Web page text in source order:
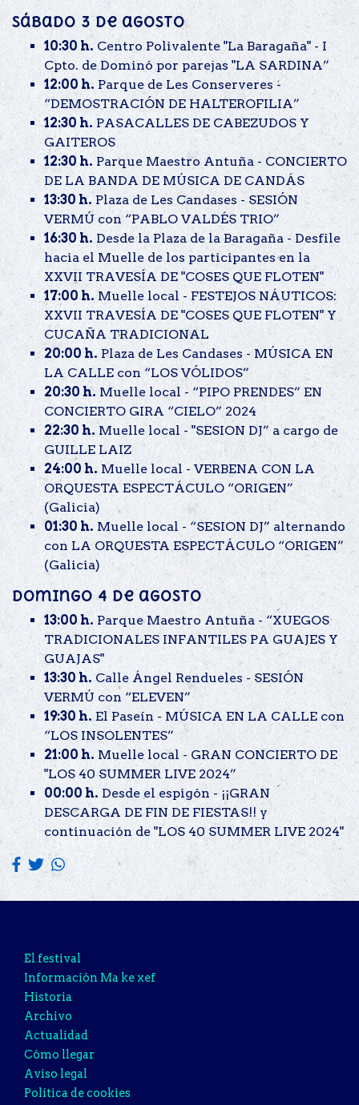
Sábado 3 de agosto
10:30 h. Centro Polivalente "La Baragaña" - I
Cpto. de Dominó por parejas "LA SARDINA”
12:00 h. Parque de Les Conserveres -
“DEMOSTRACIÓN DE HALTEROFILIA”
12:30 h.PASACALLES DE CABEZUDOS Y
GAITEROS
12:30 h. Parque Maestro Antuña - CONCIERTO
DE LA BANDA DE MÚSICA DE CANDÁS
13:30 h. Plaza de Les Candases - SESIÓN
VERMÚ con “PABLO VALDÉS TRIO”
16:30 h. Desde la Plaza de la Baragaña - Desfile
hacia el Muelle de los participantes en la
XXVII TRAVESÍA DE "COSES QUE FLOTEN"
17:00 h.Muelle local - FESTEJOS NÁUTICOS:
XXVII TRAVESÍA DE "COSES QUE FLOTEN" Y
CUCAÑA TRADICIONAL
20:00 h. Plaza de Les Candases - MÚSICA EN
LA CALLE con “LOS VÓLIDOS”
20:30 h. Muelle local - “PIPO PRENDES” EN
CONCIERTO GIRA “CIELO” 2024
22:30 h. Muelle local - "SESION DJ” a cargo de
GUILLE LAIZ
24:00 h.Muelle local - VERBENA CON LA
ORQUESTA ESPECTÁCULO “ORIGEN”
(Galicia)
01:30 h. Muelle local - “SESION DJ” alternando
con LA ORQUESTA ESPECTÁCULO “ORIGEN”
(Galicia)
Domingo 4 de agosto
13:00 h.Parque Maestro Antuña - “XUEGOS
TRADICIONALES INFANTILES PA GUAJES Y
GUAJAS"
13:30 h.Calle Ángel Rendueles - SESIÓN
VERMÚ con “ELEVEN”
19:30 h.El Paseín - MÚSICA EN LA CALLE con
“LOS INSOLENTES”
21:00 h. Muelle local - GRAN CONCIERTO DE
"LOS 40 SUMMER LIVE 2024”
00:00 h. Desde el espigón - ¡¡GRAN
DESCARGA DE FIN DE FIESTAS!! y
continuación de "LOS 40 SUMMER LIVE 2024"
El festival
Información Ma ke xef
Historia
Archivo
Actualidad
Cómo llegar
Aviso legal
Política de cookies